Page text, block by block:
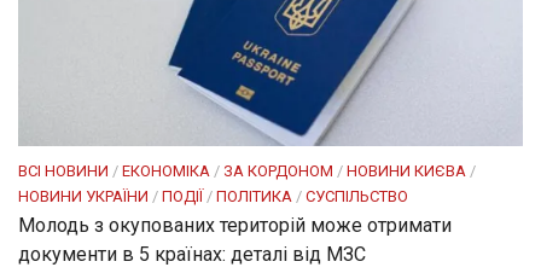
ВСІ НОВИНИ / ЕКОНОМІКА / ЗА КОРДОНОМ / НОВИНИ КИЄВА /
НОВИНИ УКРАЇНИ / ПОДІЇ / ПОЛІТИКА / СУСПІЛЬСТВО
Молодь з окупованих територій може отримати
документи в 5 країнах: деталі від МЗС